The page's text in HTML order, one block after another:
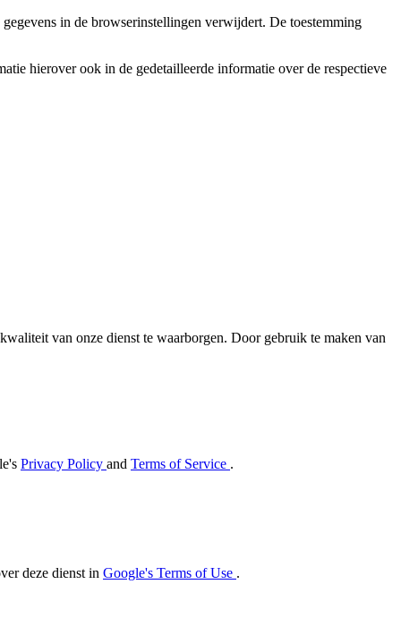
in de browserinstellingen verwijdert. De toestemming
hierover ook in de gedetailleerde informatie over de respectieve
van onze dienst te waarborgen. Door gebruik te maken van
Privacy Policy and Terms of Service .
deze dienst in Google's Terms of Use .